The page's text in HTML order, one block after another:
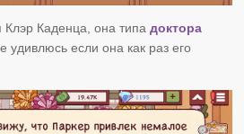
Клэр Каденца, она типадоктора
удивлюсь если она как раз его